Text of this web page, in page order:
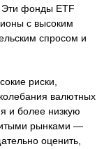
Эти фонды ETF
с высоким
спросом и
риски,
валютных
и более низкую
рынками —
оценить,